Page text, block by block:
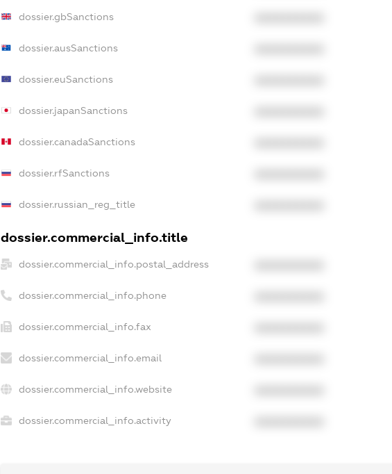
dossier.gbSanctions
dossier.ausSanctions
dossier.euSanctions
dossier.japanSanctions
dossier.canadaSanctions
dossier.rfSanctions
dossier.russian_reg_title
dossier.commercial_info.title
dossier.commercial_info.postal_address
dossier.commercial_info.phone
dossier.commercial_info.fax
dossier.commercial_info.email
dossier.commercial_info.website
dossier.commercial_info.activity